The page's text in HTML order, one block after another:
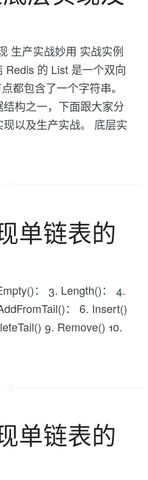
生产实战妙用 实战实例
Redis 的 List 是一个双向
都包含了一个字符串。
构之一，下面跟大家分
以及生产实战。 底层实
单链表的
： 3. Length()： 4.
： 6. Insert()
9. Remove() 10.
单链表的